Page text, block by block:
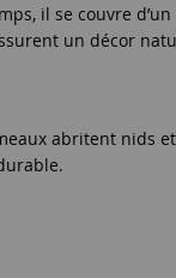
il se couvre
un décor
abritent nids